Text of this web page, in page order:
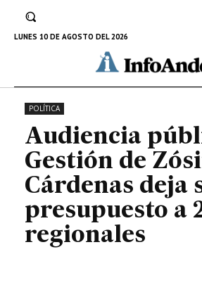
LUNES 10 DE AGOSTO DEL 2026regionales
31 DE MAYO DE 2025
POLÍTICA
Audiencia
Gestión de
Cárdenas deja
presupuesto a
regionales